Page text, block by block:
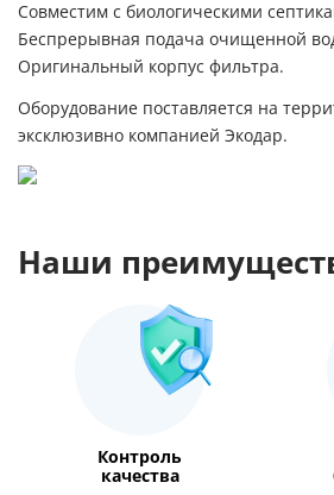
Совместим с биологическими
Беспрерывная подача очищенной
Оригинальный корпус фильтра.
Оборудование поставляется на
эксклюзивно компанией Экодар.
Наши
Контроль
качества